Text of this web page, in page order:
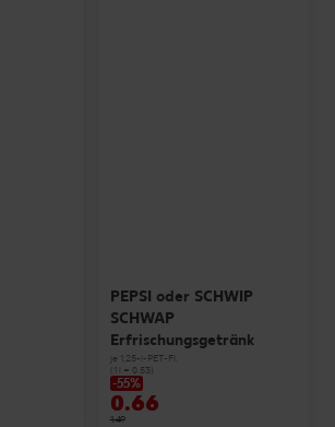
PEPSI oder SCHWIP
SCHWAP
Erfrischungsgetränk
je 1,25-l-PET-Fl.
(1 l = 0.53)
-55%
0.66
1.49